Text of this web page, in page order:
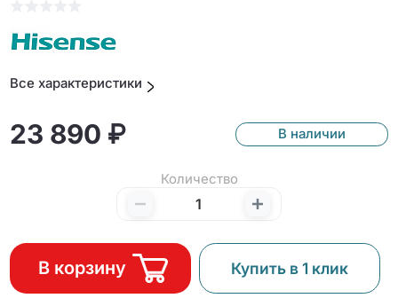
Все характеристики
23 890 ₽ В наличии
Количество
В корзину Купить в 1 клик